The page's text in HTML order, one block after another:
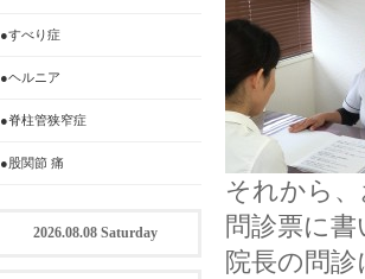
それから
問診票に
院長の問
●すべり症
●ヘルニア
●脊柱管狭窄症
●股関節 痛
2026.08.08 Saturday